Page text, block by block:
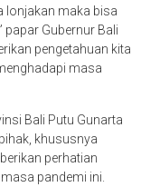
lonjakan maka bisa
Gubernur Bali
pengetahuan kita
masa
Bali Putu Gunarta
khususnya
perhatian
pandemi ini.